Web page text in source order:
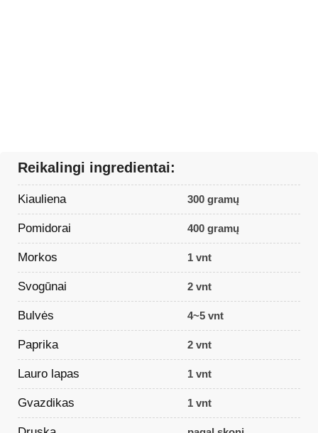
Reikalingi ingredientai:
Kiauliena 300 gramų
Pomidorai 400 gramų
Morkos 1 vnt
Svogūnai 2 vnt
Bulvės 4~5 vnt
Paprika 2 vnt
Lauro lapas 1 vnt
Gvazdikas 1 vnt